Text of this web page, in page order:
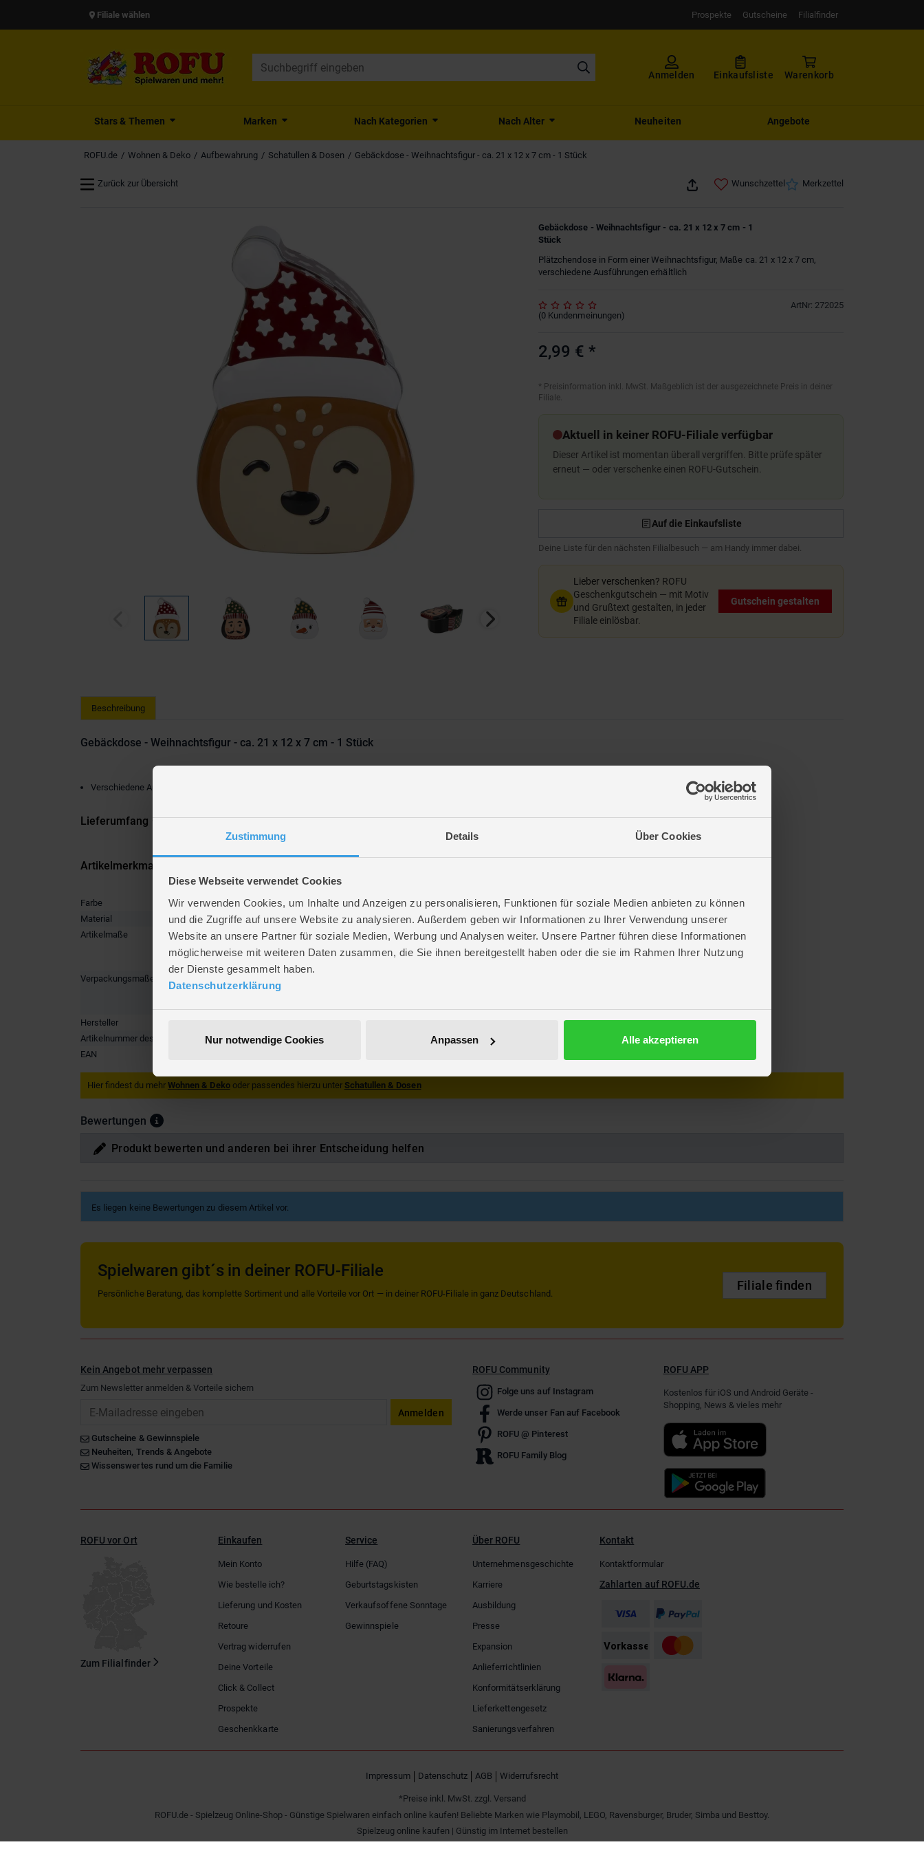
Zustimmung Details Über Cookies
Diese Webseite verwendet Cookies
Wir verwenden Cookies, um Inhalte und Anzeigen zu personalisieren, Funktionen für soziale Medien anbieten zu können
und die Zugriffe auf unsere Website zu analysieren. Außerdem geben wir Informationen zu Ihrer Verwendung unserer
Website an unsere Partner für soziale Medien, Werbung und Analysen weiter. Unsere Partner führen diese Informationen
möglicherweise mit weiteren Daten zusammen, die Sie ihnen bereitgestellt haben oder die sie im Rahmen Ihrer Nutzung
der Dienste gesammelt haben.
Datenschutzerklärung
Nur notwendige Cookies Anpassen Alle akzeptieren
Filiale wählen Prospekte Gutscheine Filialfinder
Anmelden Einkaufsliste Warenkorb
Stars & Themen Marken Nach Kategorien Nach Alter Neuheiten Angebote
ROFU.de Wohnen & Deko Aufbewahrung Schatullen & Dosen Gebäckdose - Weihnachtsfigur - ca. 21 x 12 x 7 cm - 1 Stück
Zurück zur Übersicht Wunschzettel Merkzettel
Gebäckdose - Weihnachtsfigur - ca. 21 x 12 x 7 cm - 1
Stück
Plätzchendose in Form einer Weihnachtsfigur, Maße ca. 21 x 12 x 7 cm,
verschiedene Ausführungen erhältlich
ArtNr: 272025
(0 Kundenmeinungen)
2,99 € *
* Preisinformation inkl. MwSt. Maßgeblich ist der ausgezeichnete Preis in deiner
Filiale.
Aktuell in keiner ROFU-Filiale verfügbar
Dieser Artikel ist momentan überall vergriffen. Bitte prüfe später
erneut — oder verschenke einen ROFU-Gutschein.
Auf die Einkaufsliste
Deine Liste für den nächsten Filialbesuch — am Handy immer dabei.
Lieber verschenken? ROFU
Geschenkgutschein — mit Motiv
und Grußtext gestalten, in jeder
Filiale einlösbar.
Gutschein gestalten
Beschreibung
Gebäckdose - Weihnachtsfigur - ca. 21 x 12 x 7 cm - 1 Stück
Verschiedene Ausführungen (nicht auswählbar)
Lieferumfang
Artikelmerkmale
Farbe
multicolor
Material
Metall
Artikelmaße
Länge ca. 21 cm
Breite ca. 12 cm
Höhe ca. 7 cm
Verpackungsmaße
Breite ca. 13,4 cm
Hersteller
Artikelnummer des Herstellers
170493370
EAN
Hier findest du mehr Wohnen & Dekooder passendes hierzu unter Schatullen & Dosen
Bewertungen
Produkt bewerten und anderen bei ihrer Entscheidung helfen
Es liegen keine Bewertungen zu diesem Artikel vor.
Spielwaren gibt´s in deiner ROFU-Filiale
Persönliche Beratung, das komplette Sortiment und alle Vorteile vor Ort — in deiner ROFU-Filiale in ganz Deutschland.
Filiale finden
Kein Angebot mehr verpassen
Zum Newsletter anmelden & Vorteile sichern
Anmelden
Gutscheine & Gewinnspiele
Neuheiten, Trends & Angebote
Wissenswertes rund um die Familie
ROFU Community
Folge uns auf Instagram
Werde unser Fan auf Facebook
ROFU @ Pinterest
ROFU Family Blog
ROFU APP
Kostenlos für iOS und Android Geräte -
Shopping, News & vieles mehr
ROFU vor Ort
Zum Filialfinder
Einkaufen
Mein Konto
Wie bestelle ich?
Lieferung und Kosten
Retoure
Vertrag widerrufen
Deine Vorteile
Click & Collect
Prospekte
Geschenkkarte
Service
Hilfe (FAQ)
Geburtstagskisten
Verkaufsoffene Sonntage
Gewinnspiele
Über ROFU
Unternehmensgeschichte
Karriere
Ausbildung
Presse
Expansion
Anlieferrichtlinien
Konformitätserklärung
Lieferkettengesetz
Sanierungsverfahren
Kontakt
Kontaktformular
Zahlarten auf ROFU.de
Impressum Datenschutz AGB Widerrufsrecht
*Preise inkl. MwSt. zzgl. Versand
ROFU.de - Spielzeug Online-Shop - Günstige Spielwaren einfach online kaufen! Beliebte Marken wie Playmobil, LEGO, Ravensburger, Bruder, Simba und Besttoy.
Spielzeug online kaufen | Günstig im Internet bestellen